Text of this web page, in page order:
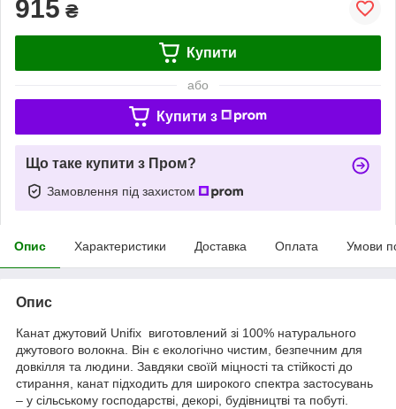
915 ₴
Купити
або
Купити з
Що таке купити з Пром?
Замовлення під захистом
Опис Характеристики Доставка Оплата Умови
Опис
Канат джутовий Unifix виготовлений зі 100% натурального
джутового волокна. Він є екологічно чистим, безпечним для
довкілля та людини. Завдяки своїй міцності та стійкості до
стирання, канат підходить для широкого спектра застосувань
– у сільському господарстві, декорі, будівництві та побуті.